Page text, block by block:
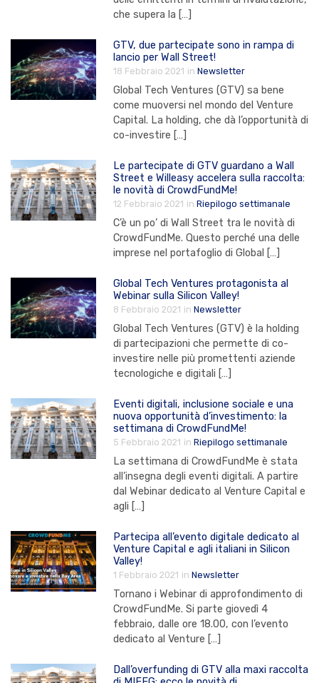
che supera la […]
GTV, due partecipate sono in rampa di
lancio per Wall Street!
18 Febbraio 2021 in Newsletter
Global Tech Ventures (GTV) sa bene
come muoversi nel mondo del Venture
Capital. La holding, che dà l’opportunità di
co-investire […]
Le partecipate di GTV guardano a Wall
Street e Willeasy accelera sulla raccolta:
le novità di CrowdFundMe!
12 Febbraio 2021 in Riepilogo settimanale
C’è un po’ di Wall Street tra le novità di
CrowdFundMe. Questo perché una delle
imprese nel portafoglio di Global […]
Global Tech Ventures protagonista al
Webinar sulla Silicon Valley!
8 Febbraio 2021 in Newsletter
Global Tech Ventures (GTV) è la holding
di partecipazioni che permette di co-
investire nelle più promettenti aziende
tecnologiche e digitali […]
Eventi digitali, inclusione sociale e una
nuova opportunità d’investimento: la
settimana di CrowdFundMe!
5 Febbraio 2021 in Riepilogo settimanale
La settimana di CrowdFundMe è stata
all’insegna degli eventi digitali. A partire
dal Webinar dedicato al Venture Capital e
agli […]
Partecipa all’evento digitale dedicato al
Venture Capital e agli italiani in Silicon
Valley!
1 Febbraio 2021 in Newsletter
Tornano i Webinar di approfondimento di
CrowdFundMe. Si parte giovedì 4
febbraio, dalle ore 18.00, con l’evento
dedicato al Venture […]
Dall’overfunding di GTV alla maxi raccolta